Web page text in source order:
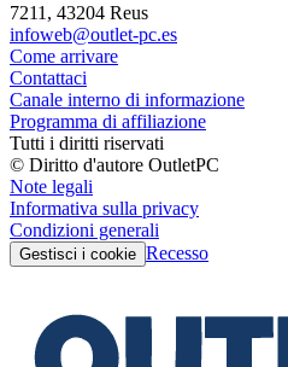
7211, 43204 Reus
infoweb@outlet-pc.es
Come arrivare
Contattaci
Canale interno di informazione
Programma di affiliazione
Tutti i diritti riservati
© Diritto d'autore OutletPC
Note legali
Informativa sulla privacy
Condizioni generali
Gestisci i cookie Recesso